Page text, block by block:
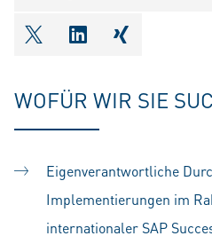
shareOntwitter
shareOnlinkedIn
shareOnxing
WOFÜR WIR SIE
Eigenverantwortliche
Implementierungen im
internationaler SAP